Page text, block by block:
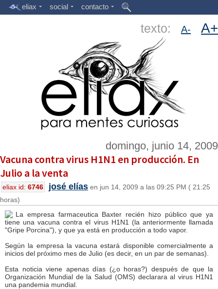
eliax social contacto
texto: A- A+
domingo, junio 14, 2009
Vacuna contra virus H1N1 en producción. En
Julio a la venta
eliax id: 6746 josé elías en jun 14, 2009 a las 09:25 PM ( 21:25
horas)
La empresa farmaceutica Baxter recién hizo público que ya
tiene una vacuna contra el virus H1N1 (la anteriormente llamada
"Gripe Porcina"), y que ya está en producción a todo vapor.
Según la empresa la vacuna estará disponible comercialmente a
inicios del próximo mes de Julio (es decir, en un par de semanas).
Esta noticia viene apenas días (¿o horas?) después de que la
Organización Mundial de la Salud (OMS) declarara al virus H1N1
una pandemia mundial.